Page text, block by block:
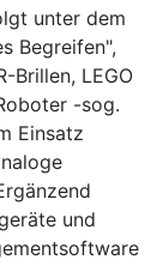
unter dem
Begreifen",
Brillen, LEGO
-sog.
Einsatz
und